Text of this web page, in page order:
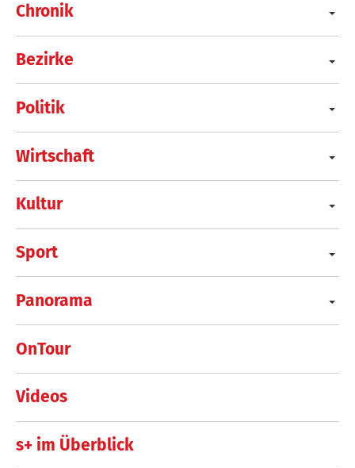
Chronik
Bezirke
Politik
Wirtschaft
Kultur
Sport
Panorama
OnTour
Videos
s+ im Überblick